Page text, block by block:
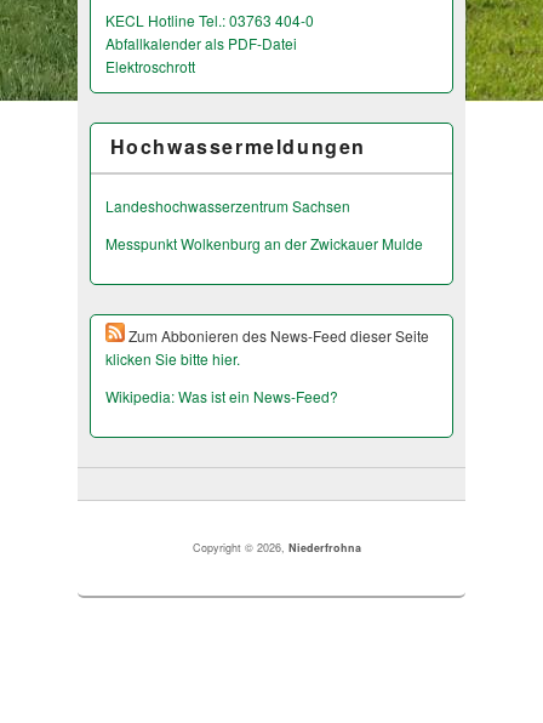
KECL Hotline Tel.: 03763 404-0
Abfallkalender als PDF-Datei
Elektroschrott
Hochwassermeldungen
Landeshochwas­serzentrum Sachsen
Messpunkt Wolkenburg an der Zwickauer Mulde
Zum Abbonieren des News-Feed dieser Seite
klicken Sie bitte hier.
Wikipedia: Was ist ein News-Feed?
Copyright © 2026,Niederfrohna